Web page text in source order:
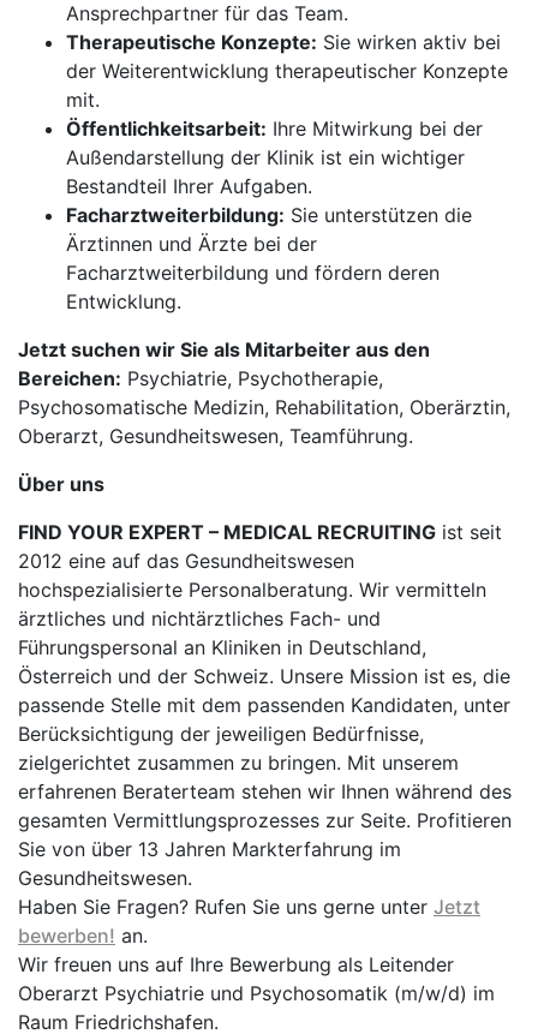
Ansprechpartner für das Team.
Therapeutische Konzepte: Sie wirken aktiv bei
der Weiterentwicklung therapeutischer Konzepte
mit.
Öffentlichkeitsarbeit: Ihre Mitwirkung bei der
Außendarstellung der Klinik ist ein wichtiger
Bestandteil Ihrer Aufgaben.
Facharztweiterbildung: Sie unterstützen die
Ärztinnen und Ärzte bei der
Facharztweiterbildung und fördern deren
Entwicklung.
Jetzt suchen wir Sie als Mitarbeiter aus den
Bereichen: Psychiatrie, Psychotherapie,
Psychosomatische Medizin, Rehabilitation, Oberärztin,
Oberarzt, Gesundheitswesen, Teamführung.
Über uns
FIND YOUR EXPERT – MEDICAL RECRUITING ist seit
2012 eine auf das Gesundheitswesen
hochspezialisierte Personalberatung. Wir vermitteln
ärztliches und nichtärztliches Fach- und
Führungspersonal an Kliniken in Deutschland,
Österreich und der Schweiz. Unsere Mission ist es, die
passende Stelle mit dem passenden Kandidaten, unter
Berücksichtigung der jeweiligen Bedürfnisse,
zielgerichtet zusammen zu bringen. Mit unserem
erfahrenen Beraterteam stehen wir Ihnen während des
gesamten Vermittlungsprozesses zur Seite. Profitieren
Sie von über 13 Jahren Markterfahrung im
Gesundheitswesen.
Haben Sie Fragen? Rufen Sie uns gerne unter Jetzt
bewerben! an.
Wir freuen uns auf Ihre Bewerbung als Leitender
Oberarzt Psychiatrie und Psychosomatik (m/w/d) im
Raum Friedrichshafen.